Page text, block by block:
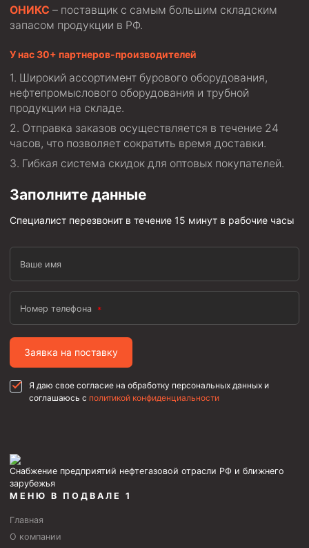
ОНИКС – поставщик с самым большим складским
запасом продукции в РФ.
У нас 30+ партнеров-производителей
Широкий ассортимент бурового оборудования,
нефтепромыслового оборудования и трубной
продукции на складе.
Отправка заказов осуществляется в течение 24
часов, что позволяет сократить время доставки.
Гибкая система скидок для оптовых покупателей.
Заполните данные
Специалист перезвонит в течение 15 минут в рабочие часы
Ваше имя
Номер телефона
Заявка на поставку
Я даю свое согласие на обработку персональных данных и
соглашаюсь с политикой конфиденциальности
Снабжение предприятий нефтегазовой отрасли РФ и ближнего
зарубежья
МЕНЮ В ПОДВАЛЕ 1
Главная
О компании